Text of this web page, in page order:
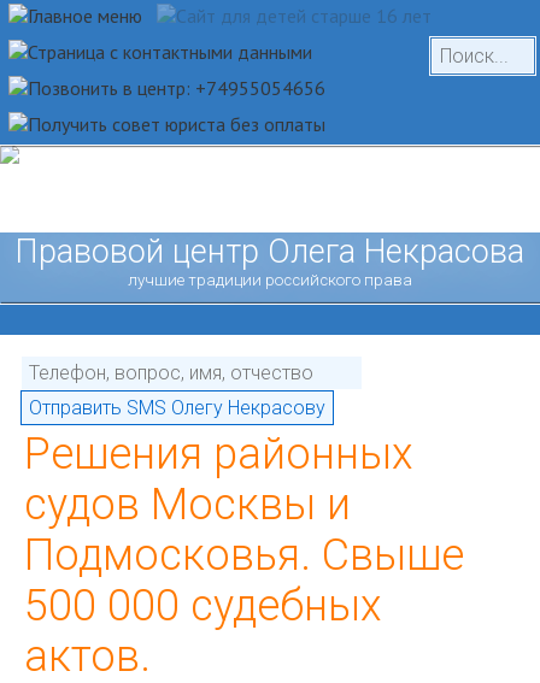
Правовой центр Олега Некрасова
лучшие традиции российского права
Решения районных
судов Москвы и
Подмосковья. Свыше
500 000 судебных
актов.